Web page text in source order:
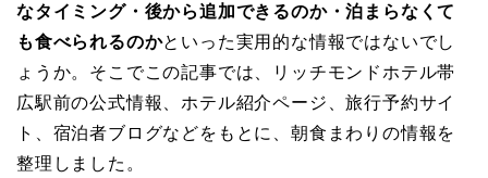
なタイミング・後から追加できるのか・泊まらなくて
も食べられるのかといった実用的な情報ではないでし
ょうか。そこでこの記事では、リッチモンドホテル帯
広駅前の公式情報、ホテル紹介ページ、旅行予約サイ
ト、宿泊者ブログなどをもとに、朝食まわりの情報を
整理しました。